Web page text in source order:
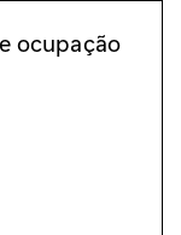
ocupação